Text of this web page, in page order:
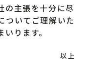
の主張を十分に尽
ついてご理解いた
ります。
以上